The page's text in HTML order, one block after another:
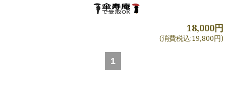
18,000円
(消費税込:19,800円)
1